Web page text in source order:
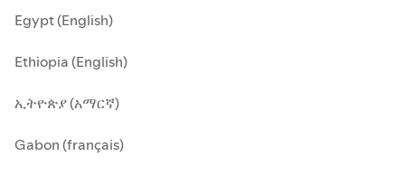
Egypt (English)
Ethiopia (English)
ኢትዮጵያ (አማርኛ)
Gabon (français)